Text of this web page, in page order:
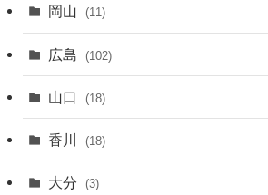
岡山 (11)
広島 (102)
山口 (18)
香川 (18)
大分 (3)